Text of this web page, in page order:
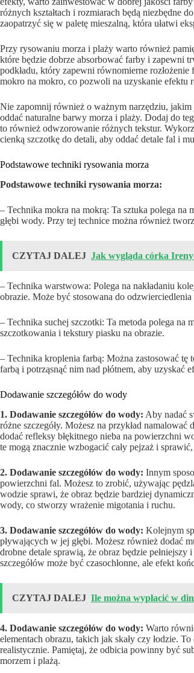
różnych kształtach i rozmiarach będą niezbędne
zaopatrzyć się w paletę mieszalną, która ułatwi
Przy rysowaniu morza i plaży warto również
które będzie dobrze absorbować farby i zapewni
podkładu, który zapewni równomierne
mokro na mokro, co pozwoli na uzyskanie efektu
Nie zapomnij również o ważnym narzędziu,
oddać naturalne barwy morza i plaży. Dodaj do
to również odwzorowanie różnych tekstur.
cienką szczotkę do detali, aby oddać detale fal i
Podstawowe techniki rysowania morza
Podstawowe techniki rysowania morza:
– Technika mokra na mokrą: Ta sztuka polega
głębi wody. Przy tej technice można również
CZYTAJ DALEJ Jak wygląda córka
– Technika warstwowa: Polega na nakładaniu
obrazie. Może być stosowana do
– Technika suchej szczotki: Ta metoda polega na
szczotkowania i tekstury piasku na obrazie.
– Technika kroplenia farbą: Można zastosować
farbą i potrząsnąć nim nad płótnem, aby uzyskać
Dodawanie szczegółów do wody
1. Dodawanie szczegółów do wody: Aby nadać
różne szczegóły. Możesz na przykład
dodać refleksy błękitnego nieba na powierzchni
te mogą znacznie wzbogacić cały pejzaż i
2. Dodawanie szczegółów do wody: Innym
powierzchni fal. Możesz to zrobić, używając
wodzie sprawi, że obraz będzie bardziej
wody, co stworzy wrażenie migotania i ruchu.
3. Dodawanie szczegółów do wody: Kolejnym
pływających w jej głębi. Możesz również dodać
drobne detale sprawią, że obraz będzie
szczegółów może być czasochłonne, ale efekt
CZYTAJ DALEJ Ile można wypłacić w
4. Dodawanie szczegółów do wody: Warto
elementach obrazu, takich jak skały czy łodzie.
realistycznie. Pamiętaj, że odbicia powinny być
morzem i plażą.